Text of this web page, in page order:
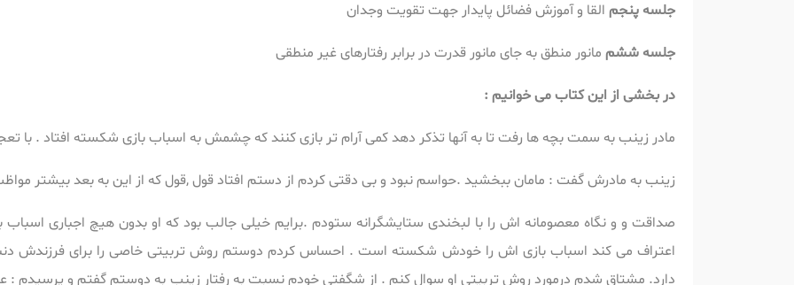
جلسه پنجم القا و آموزش فضائل پایدار جهت تقویت وجدان
جلسه ششم مانور منطق به جای مانور قدرت در برابر رفتارهای غیر منطقی
در بخشی از این کتاب می خوانیم :
مادر زینب به سمت بچه ها رفت تا به آنها تذکر دهد کمی آرام تر بازی کنند که چشمش به اسباب بازی شکسته افتاد . با
زینب به مادرش گفت : مامان ببخشید .حواسم نبود و بی دقتی کردم از دستم افتاد قول ,قول که از این به بعد بیشتر
صداقت و و نگاه معصومانه اش را با لبخندی ستایشگرانه ستودم .برایم خیلی جالب بود که او بدون هیچ اجباری اسباب
اعتراف می کند اسباب بازی اش را خودش شکسته است . احساس کردم دوستم روش تربیتی خاصی را برای فرزندش
دارد. مشتاق شدم درمورد روش تربیتی او سوال کنم . از شگفتی خودم نسبت به رفتار زینب به دوستم گفتم و پرسیدم